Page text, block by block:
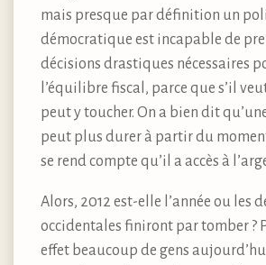
mais presque par définition un
démocratique est incapable de
décisions drastiques nécessaires
l’équilibre fiscal, parce que s’il
peut y toucher. On a bien dit
peut plus durer à partir du
se rend compte qu’il a accès à
Alors, 2012 est-elle l’année ou les
occidentales finiront par tomber ?
effet beaucoup de gens